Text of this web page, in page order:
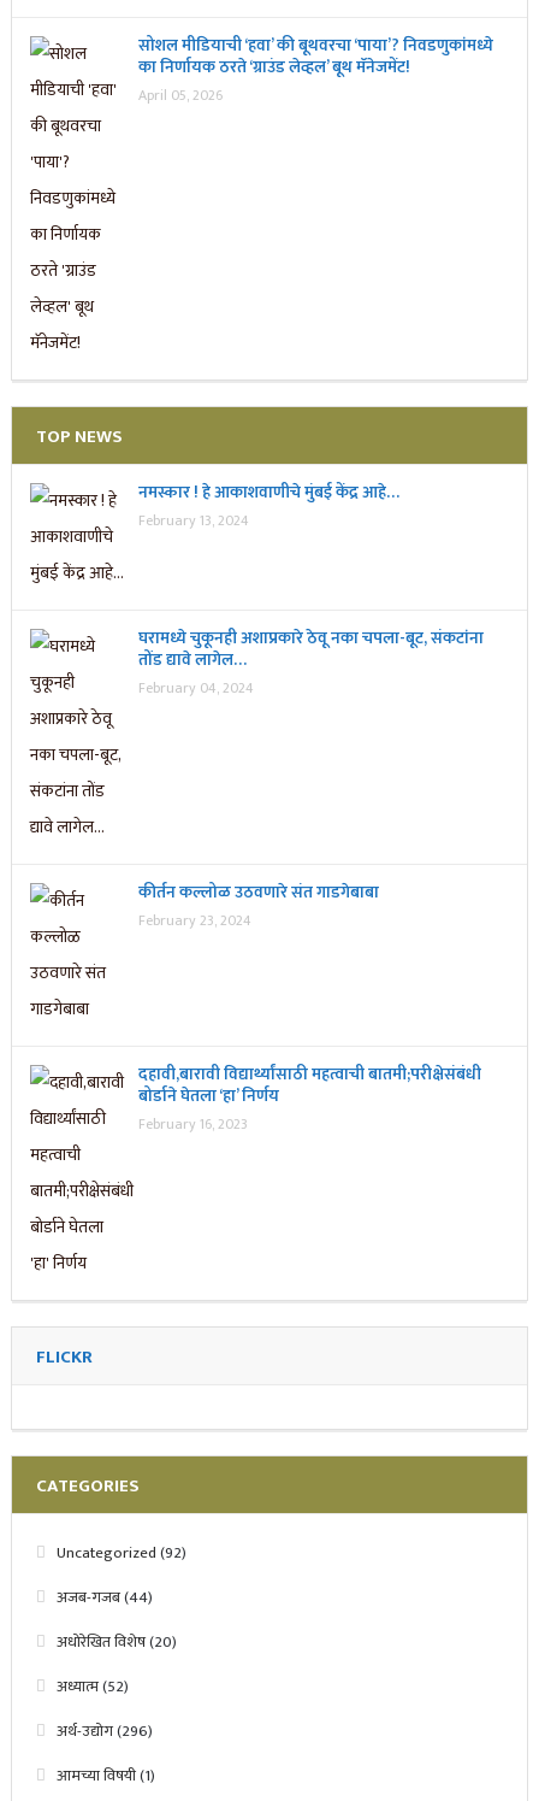
सोशल मीडियाची ‘हवा’ की बूथवरचा ‘पाया’? निवडणुकांमध्ये
का निर्णायक ठरते ‘ग्राउंड लेव्हल’ बूथ मॅनेजमेंट!
April 05, 2026
TOP NEWS
नमस्कार ! हे आकाशवाणीचे मुंबई केंद्र आहे…
February 13, 2024
घरामध्ये चुकूनही अशाप्रकारे ठेवू नका चपला-बूट, संकटांना
तोंड द्यावे लागेल…
February 04, 2024
कीर्तन कल्लोळ उठवणारे संत गाडगेबाबा
February 23, 2024
दहावी,बारावी विद्यार्थ्यांसाठी महत्वाची बातमी;परीक्षेसंबंधी
बोर्डाने घेतला ‘हा’ निर्णय
February 16, 2023
FLICKR
CATEGORIES
Uncategorized(92)
अजब-गजब(44)
अधोरेखित विशेष(20)
अध्यात्म(52)
अर्थ-उद्योग(296)
आमच्या विषयी(1)